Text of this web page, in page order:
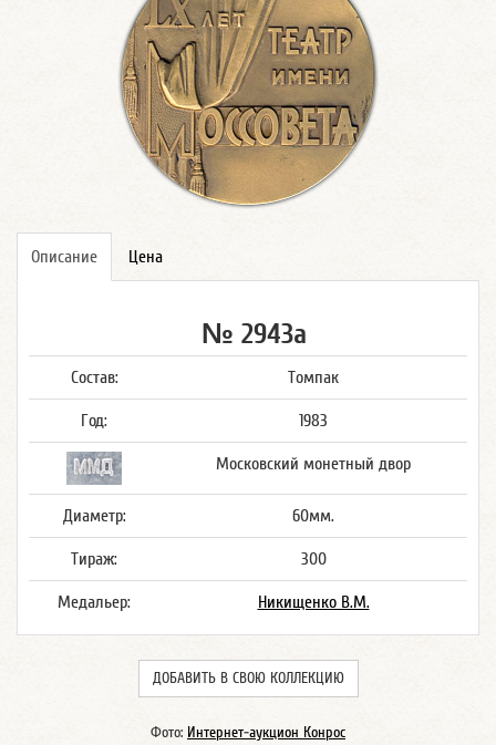
Описание Цена
№ 2943а
Состав: Томпак
Год: 1983
Московский монетный двор
Диаметр: 60мм.
Тираж: 300
Медальер: Никищенко В.М.
ДОБАВИТЬ В СВОЮ КОЛЛЕКЦИЮ
Фото: Интернет-аукцион Конрос